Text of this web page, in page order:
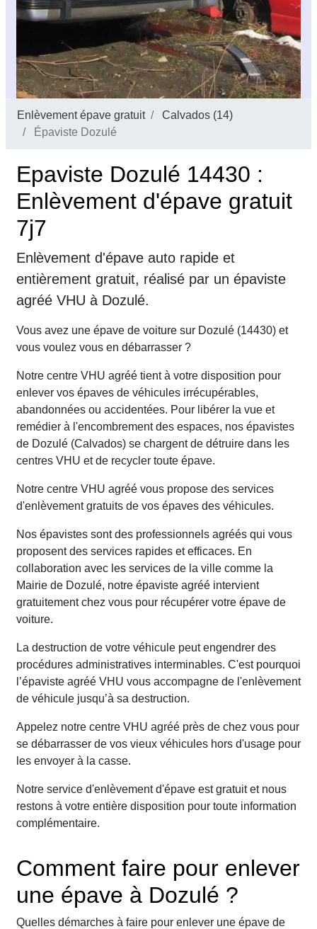
Enlèvement épave gratuit
Calvados (14)
Épaviste Dozulé
Epaviste Dozulé 14430 :
Enlèvement d'épave gratuit
7j7
Enlèvement d'épave auto rapide et
entièrement gratuit, réalisé par un épaviste
agréé VHU à Dozulé.
Vous avez une épave de voiture sur Dozulé (14430) et
vous voulez vous en débarrasser ?
Notre centre VHU agréé tient à votre disposition pour
enlever vos épaves de véhicules irrécupérables,
abandonnées ou accidentées. Pour libérer la vue et
remédier à l'encombrement des espaces, nos épavistes
de Dozulé (Calvados) se chargent de détruire dans les
centres VHU et de recycler toute épave.
Notre centre VHU agréé vous propose des services
d'enlèvement gratuits de vos épaves des véhicules.
Nos épavistes sont des professionnels agréés qui vous
proposent des services rapides et efficaces. En
collaboration avec les services de la ville comme la
Mairie de Dozulé, notre épaviste agréé intervient
gratuitement chez vous pour récupérer votre épave de
voiture.
La destruction de votre véhicule peut engendrer des
procédures administratives interminables. C'est pourquoi
l’épaviste agréé VHU vous accompagne de l'enlèvement
de véhicule jusqu’à sa destruction.
Appelez notre centre VHU agréé près de chez vous pour
se débarrasser de vos vieux véhicules hors d'usage pour
les envoyer à la casse.
Notre service d'enlèvement d'épave est gratuit et nous
restons à votre entière disposition pour toute information
complémentaire.
Comment faire pour enlever
une épave à Dozulé ?
Quelles démarches à faire pour enlever une épave de